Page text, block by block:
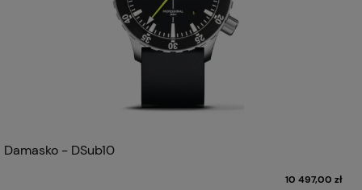
Damasko - DSub10
10 497,00 zł